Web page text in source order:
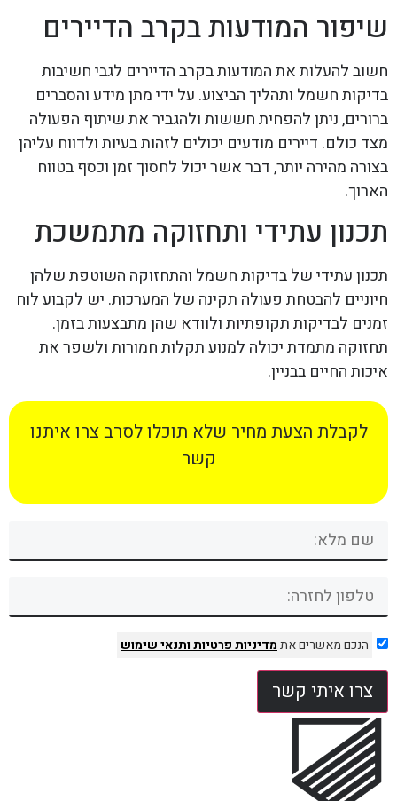
שיפור המודעות בקרב הדיירים
חשוב להעלות את המודעות בקרב הדיירים לגבי חשיבות
בדיקות חשמל ותהליך הביצוע. על ידי מתן מידע והסברים
ברורים, ניתן להפחית חששות ולהגביר את שיתוף הפעולה
מצד כולם. דיירים מודעים יכולים לזהות בעיות ולדווח עליהן
בצורה מהירה יותר, דבר אשר יכול לחסוך זמן וכסף בטווח
הארוך.
תכנון עתידי ותחזוקה מתמשכת
תכנון עתידי של בדיקות חשמל והתחזוקה השוטפת שלהן
חיוניים להבטחת פעולה תקינה של המערכות. יש לקבוע לוח
זמנים לבדיקות תקופתיות ולוודא שהן מתבצעות בזמן.
תחזוקה מתמדת יכולה למנוע תקלות חמורות ולשפר את
איכות החיים בבניין.
לקבלת הצעת מחיר שלא תוכלו לסרב צרו איתנו
קשר
הנכם מאשרים אתמדיניות פרטיותותנאי שימוש
צרו איתי קשר